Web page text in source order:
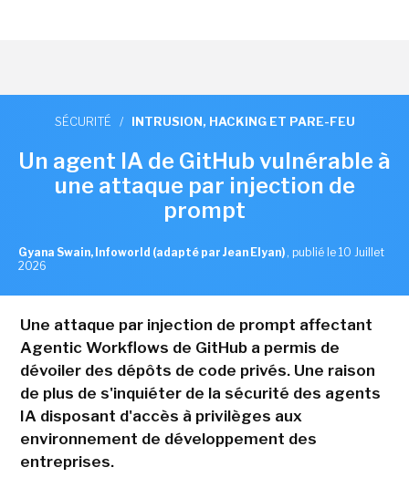
SÉCURITÉ / INTRUSION, HACKING ET PARE-FEU
Un agent IA de GitHub vulnérable à
une attaque par injection de
prompt
Gyana Swain, Infoworld (adapté par Jean Elyan) , publié le 10 Juillet
2026
Une attaque par injection de prompt affectant
Agentic Workflows de GitHub a permis de
dévoiler des dépôts de code privés. Une raison
de plus de s'inquiéter de la sécurité des agents
IA disposant d'accès à privilèges aux
environnement de développement des
entreprises.